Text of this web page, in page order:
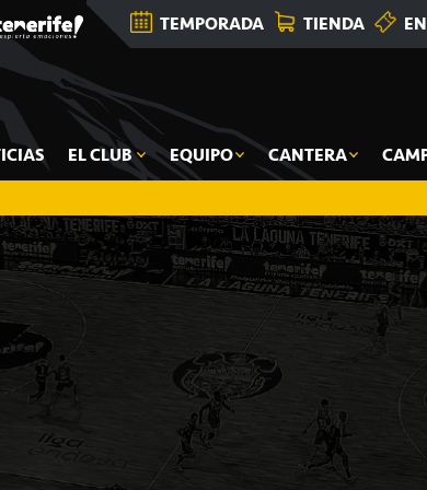
TEMPORADA TIENDA
EL CLUB EQUIPO CANTERA